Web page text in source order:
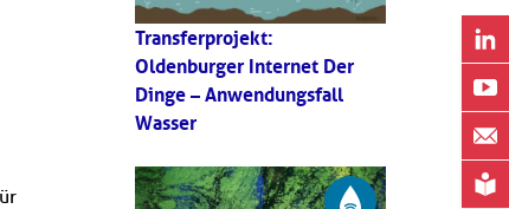
Transferprojekt:
Oldenburger Internet Der
Dinge – Anwendungsfall
Wasser